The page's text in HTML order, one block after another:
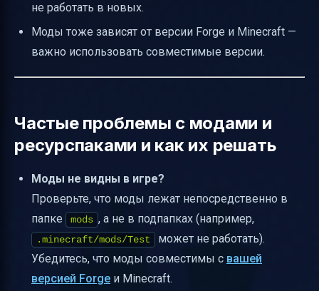
не работать в новых.
Моды тоже зависят от версии Forge и Minecraft —
важно использовать совместимые версии.
Частые проблемы с модами и
ресурспаками и как их решать
Моды не видны в игре?
Проверьте, что моды лежат непосредственно в
папке
mods , а не в подпапках (например,
.minecraft/mods/Test
может не работать).
Убедитесь, что моды совместимы с вашей
версией Forge и Minecraft.